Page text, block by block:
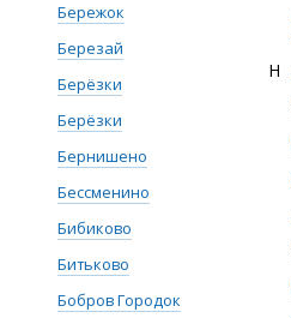
Бережок
Березай
Берёзки
Берёзки
Бернишено
Бессменино
Бибиково
Битьково
Бобров Городок
Н